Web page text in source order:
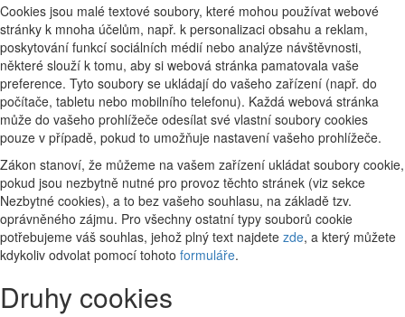
Cookies jsou malé textové soubory, které mohou používat webové
stránky k mnoha účelům, např. k personalizaci obsahu a reklam,
poskytování funkcí sociálních médií nebo analýze návštěvnosti,
některé slouží k tomu, aby si webová stránka pamatovala vaše
preference. Tyto soubory se ukládají do vašeho zařízení (např. do
počítače, tabletu nebo mobilního telefonu). Každá webová stránka
může do vašeho prohlížeče odesílat své vlastní soubory cookies
pouze v případě, pokud to umožňuje nastavení vašeho prohlížeče.
Zákon stanoví, že můžeme na vašem zařízení ukládat soubory cookie,
pokud jsou nezbytně nutné pro provoz těchto stránek (viz sekce
Nezbytné cookies), a to bez vašeho souhlasu, na základě tzv.
oprávněného zájmu. Pro všechny ostatní typy souborů cookie
potřebujeme váš souhlas, jehož plný text najdete zde, a který můžete
kdykoliv odvolat pomocí tohoto formuláře.
Druhy cookies